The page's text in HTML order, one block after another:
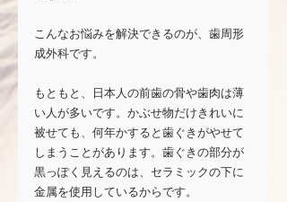
こんなお悩みを解決できるのが、歯周形
成外科です。
もともと、日本人の前歯の骨や歯肉は薄
い人が多いです。かぶせ物だけきれいに
被せても、何年かすると歯ぐきがやせて
しまうことがあります。歯ぐきの部分が
黒っぽく見えるのは、セラミックの下に
金属を使用しているからです。